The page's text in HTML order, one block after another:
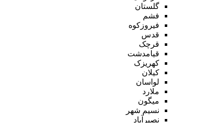
گلستان
فشم
فیروزکوه
قدس
قرچک
قیامدشت
کهریزک
کیلان
لواسان
ملارد
میگون
نسیم شهر
نصیرآباد